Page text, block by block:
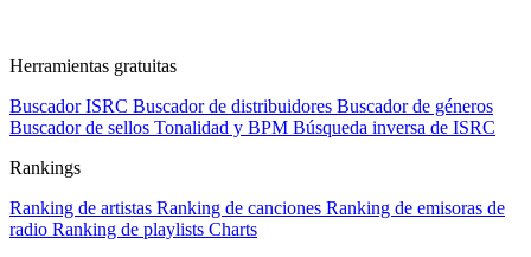
Herramientas gratuitas
Buscador ISRC Buscador de distribuidores Buscador de géneros
Buscador de sellos Tonalidad y BPM Búsqueda inversa de ISRC
Rankings
Ranking de artistas Ranking de canciones Ranking de emisoras de
radio Ranking de playlists Charts